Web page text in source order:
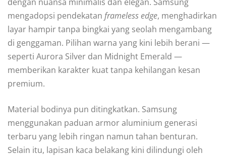
mengadopsi pendekatan frameless edge, menghadirkan
layar hampir tanpa bingkai yang seolah mengambang
di genggaman. Pilihan warna yang kini lebih berani —
seperti Aurora Silver dan Midnight Emerald —
memberikan karakter kuat tanpa kehilangan kesan
premium.
Material bodinya pun ditingkatkan. Samsung
menggunakan paduan armor aluminium generasi
terbaru yang lebih ringan namun tahan benturan.
Selain itu, lapisan kaca belakang kini dilindungi oleh